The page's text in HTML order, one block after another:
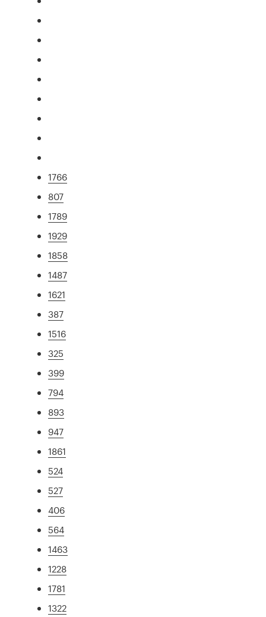
1766
807
1789
1929
1858
1487
1621
387
1516
325
399
794
893
947
1861
524
527
406
564
1463
1228
1781
1322